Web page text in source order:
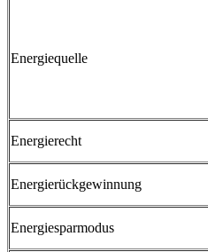
Energiequelle
Energierecht
Energierückgewinnung
Energiesparmodus